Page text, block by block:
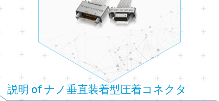
説明 of ナノ垂直装着型圧着コネクタ